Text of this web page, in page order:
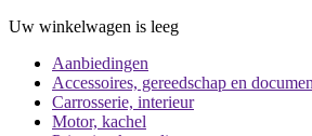
Uw winkelwagen is leeg
Aanbiedingen
Accessoires, gereedschap en
Carrosserie, interieur
Motor, kachel